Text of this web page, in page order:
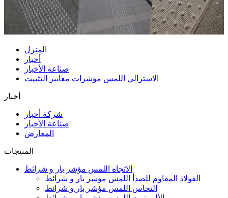
المنزل
أخبار
صناعة الأخبار
الاسترالي اللمس مؤشرات معايير التثبيت
أخبار
شركة أخبار
صناعة الأخبار
المعارض
المنتجات
الاتجاه اللمس مؤشر بار و شرائط
الفولاذ المقاوم للصدأ اللمس مؤشر بار و شرائط
النحاس اللمس مؤشر بار و شرائط